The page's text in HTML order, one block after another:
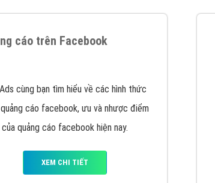
cáo trên Facebook
cùng bạn tìm hiểu về các hình thức
cáo facebook, ưu và nhược điểm
của quảng cáo facebook hiện nay.
XEM CHI TIẾT